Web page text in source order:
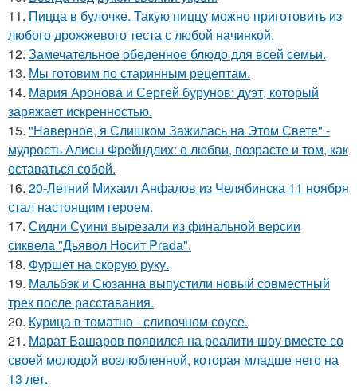
11. Пицца в булочке. Такую пиццу можно приготовить из
любого дрожжевого теста с любой начинкой.
12. Замечательное обеденное блюдо для всей семьи.
13. Мы готовим по старинным рецептам.
14. Мария Аронова и Сергей бурунов: дуэт, который
заряжает искренностью.
15. "Наверное, я Слишком Зажилась на Этом Свете" -
мудрость Алисы Фрейндлих: о любви, возрасте и том, как
оставаться собой.
16. 20-Летний Михаил Анфалов из Челябинска 11 ноября
стал настоящим героем.
17. Сидни Суини вырезали из финальной версии
сиквела "Дьявол Носит Pradа".
18. Фуршет на скорую руку.
19. Мальбэк и Сюзанна выпустили новый совместный
трек после расставания.
20. Курица в томатно - сливочном соусе.
21. Марат Башаров появился на реалити-шоу вместе со
своей молодой возлюбленной, которая младше него на
13 лет.